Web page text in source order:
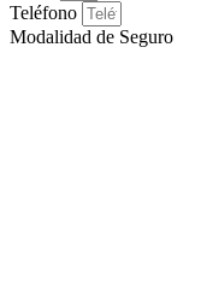
Teléfono
Modalidad de Seguro